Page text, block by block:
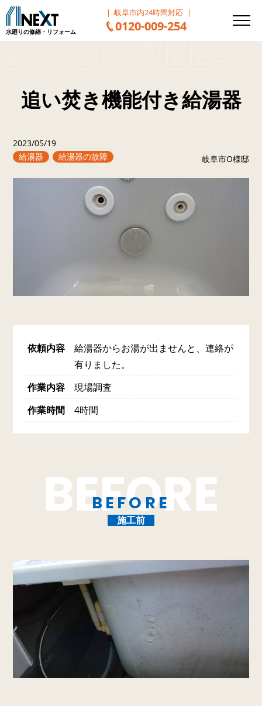
水廻りの修繕・リフォーム
岐阜市内24時間対応
0120-009-254
追い焚き機能付き給湯器
2023/05/19
給湯器
給湯器の故障 岐阜市O様邸
依頼内容
給湯器からお湯が出ませんと、連絡が
有りました。
作業内容
現場調査
作業時間
4時間
BEFORE
施工前